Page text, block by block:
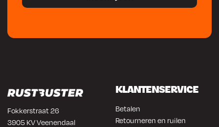
Fokkerstraat 26
3905 KV Veenendaal
KLANTENSERVICE
Betalen
Retourneren en ruilen